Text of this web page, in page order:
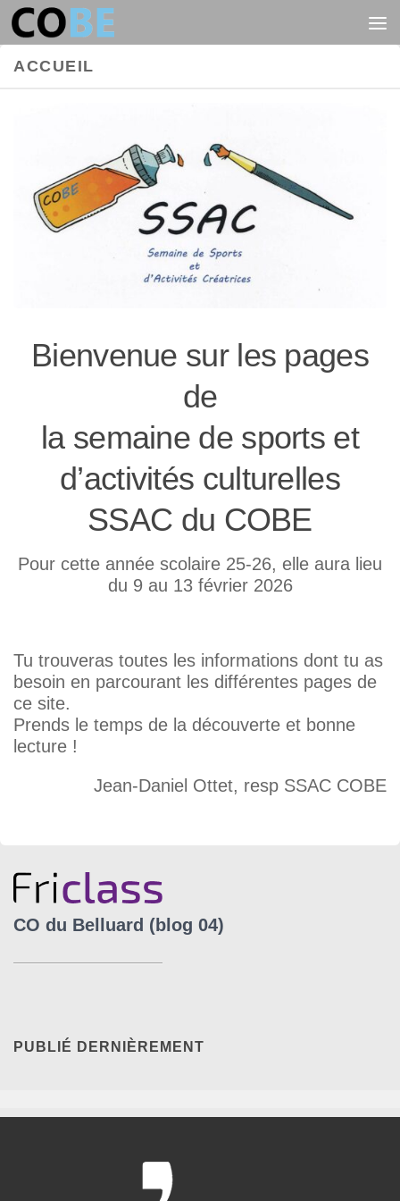
Au dessous du contenu
ACCUEIL
Bienvenue sur les pages
de
la semaine de sports et
d’activités culturelles
SSAC du COBE
Pour cette année scolaire 25-26, elle aura lieu
du 9 au 13 février 2026
Tu trouveras toutes les informations dont tu as
besoin en parcourant les différentes pages de
ce site.
Prends le temps de la découverte et bonne
lecture !
Jean-Daniel Ottet, resp SSAC COBE
CO du Belluard (blog 04)
PUBLIÉ DERNIÈREMENT